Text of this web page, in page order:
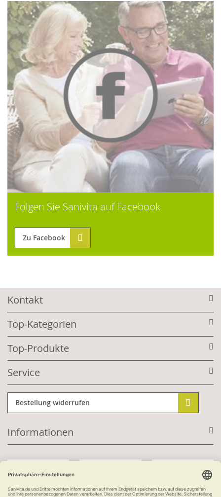
Folgen Sie Sanivita auf Facebook
Zu Facebook
Kontakt
Top-Kategorien
Top-Produkte
Service
Bestellung widerrufen
Informationen